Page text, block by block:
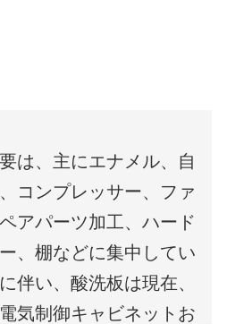
は、主にエナメル、自
コンプレッサー、ファ
アパーツ加工、ハード
、棚などに集中してい
伴い、酸洗板は現在、
気制御キャビネットお